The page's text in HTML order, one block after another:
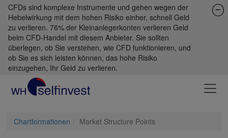
CFDs sind komplexe Instrumente und gehen wegen der
Hebelwirkung mit dem hohen Risiko einher, schnell Geld
zu verlieren. 76% der Kleinanlegerkonten verlieren Geld
beim CFD-Handel mit diesem Anbieter. Sie sollten
überlegen, ob Sie verstehen, wie CFD funktionieren, und
ob Sie es sich leisten können, das hohe Risiko
einzugehen, Ihr Geld zu verlieren.
Chartformationen Market Structure Points